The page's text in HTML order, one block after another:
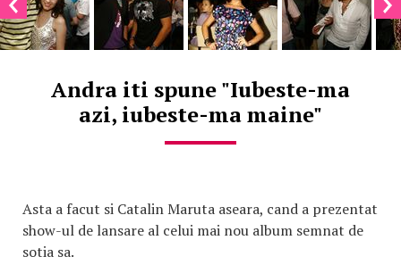
Andra iti spune "Iubeste-ma
azi, iubeste-ma maine"
Asta a facut si Catalin Maruta aseara, cand a prezentat
show-ul de lansare al celui mai nou album semnat de
sotia sa.